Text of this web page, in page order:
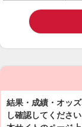
結果・成績・オッ
し確認してください